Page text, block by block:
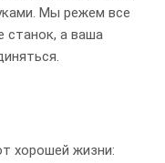
Мы режем все
станок, а ваша
хорошей жизни: